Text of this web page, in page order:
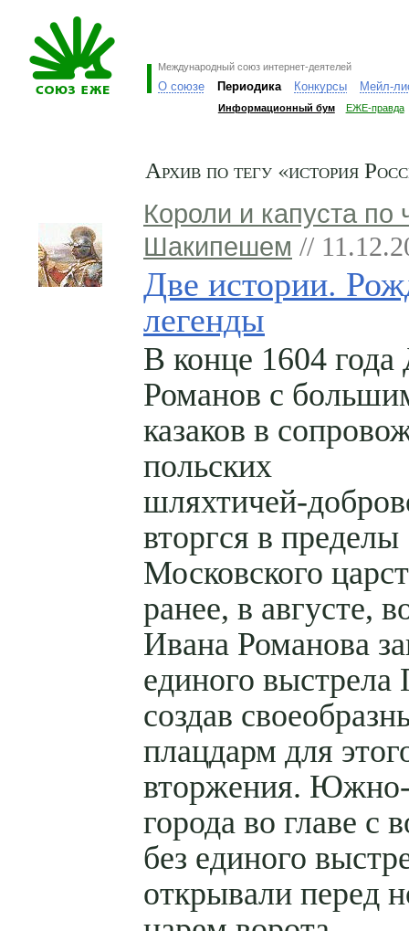
Международный союз интернет-деятелей
О союзе Периодика Конкурсы Мейл-
Информационный бум ЕЖЕ-правда
Архив по тегу «история
Короли и капуста по
Шакипешем //
Две истории.
легенды
В конце 1604
Романов с
казаков в
польских
шляхтичей-
вторгся в пределы
Московского
ранее, в августе,
Ивана Романова
единого выстрела
создав
плацдарм для
вторжения. Южно-
города во главе с
без единого
открывали перед